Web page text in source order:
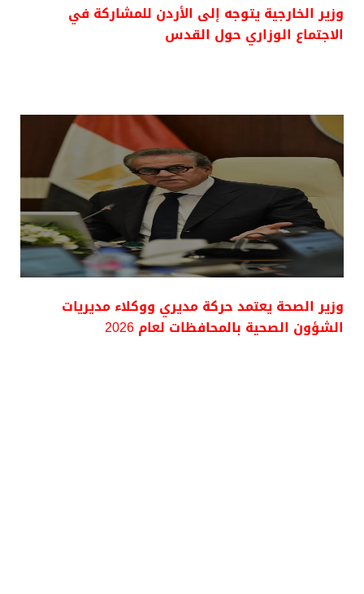
وزير الخارجية يتوجه إلى الأردن للمشاركة في
الاجتماع الوزاري حول القدس
وزير الصحة يعتمد حركة مديري ووكلاء مديريات
الشؤون الصحية بالمحافظات لعام 2026